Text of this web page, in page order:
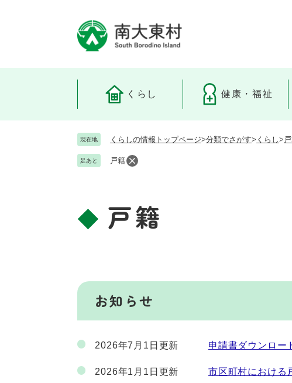
。
くらし 健康・福祉
現在地 くらしの情報トップページ>分類でさがす> くらし>
足あと 戸籍
文
戸籍
お知らせ
2026年7月1日更新 申請書ダウンロー
2026年1月1日更新 市区町村における